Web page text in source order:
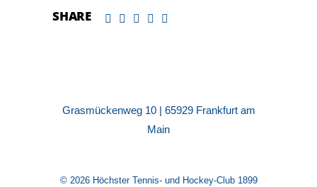
SHARE
Grasmückenweg 10 | 65929 Frankfurt am
Main
© 2026 Höchster Tennis- und Hockey-Club 1899